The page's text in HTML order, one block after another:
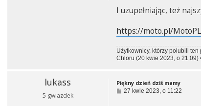
I uzupełniając, też
https://moto.pl/
Użytkownicy, którzy polubili ten
Chloru (20 kwie 2023, o 21:09)
lukass
5 gwiazdek
Piękny dzień dziś mamy
P
27 kwie 2023, o 11:22